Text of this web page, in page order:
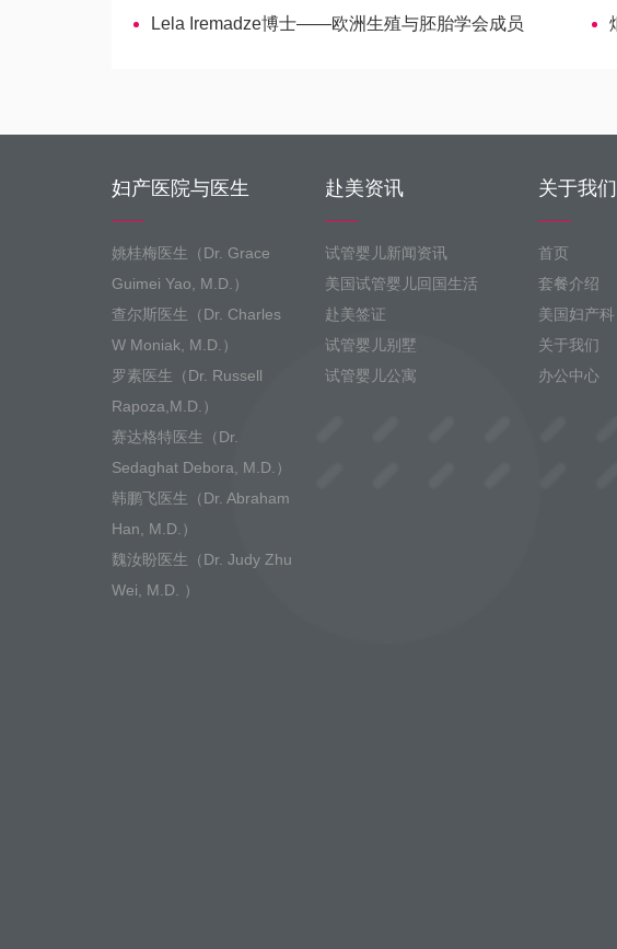
Lela Iremadze博士——欧洲生殖与胚胎学会成员
妇产医院与医生
姚桂梅医生（Dr. Grace
Guimei Yao, M.D.）
查尔斯医生（Dr. Charles
W Moniak, M.D.）
罗素医生（Dr. Russell
Rapoza,M.D.）
赛达格特医生（Dr.
Sedaghat Debora, M.D.）
韩鹏飞医生（Dr. Abraham
Han, M.D.）
魏汝盼医生（Dr. Judy Zhu
Wei, M.D. ）
赴美资讯
试管婴儿新闻资讯
美国试管婴儿回国生活
赴美签证
试管婴儿别墅
试管婴儿公寓
关于我们
首页
套餐介绍
美国妇产科
关于我们
办公中心